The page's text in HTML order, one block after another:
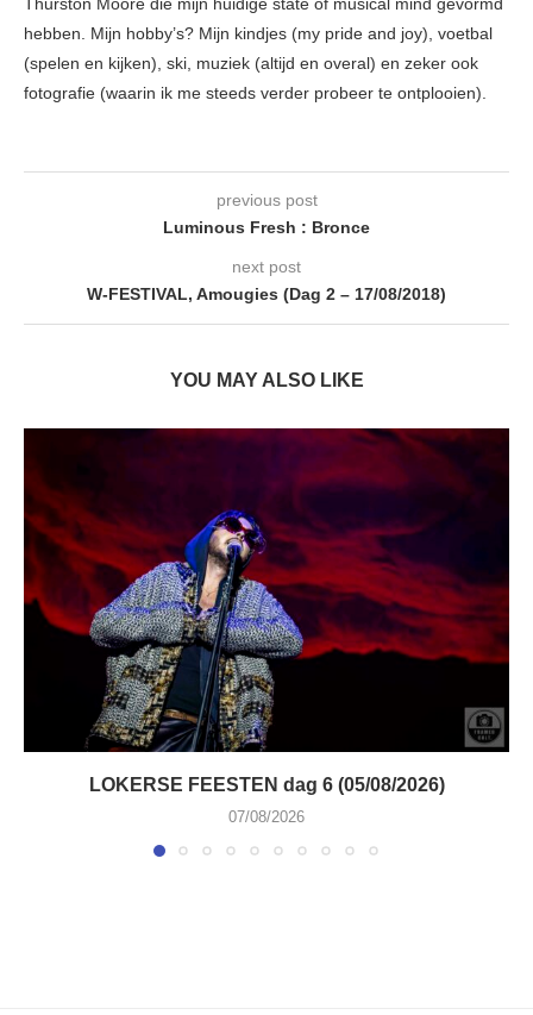
Thurston Moore die mijn huidige state of musical mind gevormd
hebben. Mijn hobby’s? Mijn kindjes (my pride and joy), voetbal
(spelen en kijken), ski, muziek (altijd en overal) en zeker ook
fotografie (waarin ik me steeds verder probeer te ontplooien).
previous post
Luminous Fresh : Bronce
next post
W-FESTIVAL, Amougies (Dag 2 – 17/08/2018)
YOU MAY ALSO LIKE
LOKERSE FEESTEN dag 6 (05/08/2026)
07/08/2026